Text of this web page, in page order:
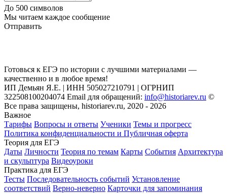
До 500 символов
Мы читаем каждое сообщение
Отправить
Готовься к ЕГЭ по истории с лучшими материалами —
качественно и в любое время!
ИП Демьян Я.Е. | ИНН 505027210791 | ОГРНИП
322508100204074 Email для обращений: info@historiarev.ru ©
Все права защищены, historiarev.ru, 2020 - 2026
Важное
Тарифы Вопросы и ответы Ученики Темы и прогресс
Политика конфиденциальности и Публичная оферта
Теория для ЕГЭ
Даты Личности Теория по темам Карты События Архитектура
и скульптура Видеоуроки
Практика для ЕГЭ
Тесты Последовательность событий Установление
соответствий Верно-неверно Карточки для запоминания